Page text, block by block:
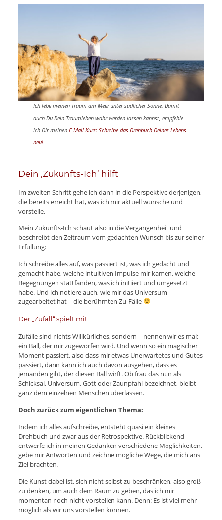
Ich lebe meinen Traum am Meer unter südlicher Sonne. Damit
auch Du Dein Traumleben wahr werden lassen kannst, empfehle
ich Dir meinen E-Mail-Kurs: Schreibe das Drehbuch Deines Lebens
neu!
Dein ‚Zukunfts-Ich‘ hilft
Im zweiten Schritt gehe ich dann in die Perspektive derjenigen,
die bereits erreicht hat, was ich mir aktuell wünsche und
vorstelle.
Mein Zukunfts-Ich schaut also in die Vergangenheit und
beschreibt den Zeitraum vom gedachten Wunsch bis zur seiner
Erfüllung:
Ich schreibe alles auf, was passiert ist, was ich gedacht und
gemacht habe, welche intuitiven Impulse mir kamen, welche
Begegnungen stattfanden, was ich initiiert und umgesetzt
habe. Und ich notiere auch, wie mir das Universum
zugearbeitet hat – die berühmten Zu-Fälle
Der „Zufall“ spielt mit
Zufälle sind nichts Willkürliches, sondern – nennen wir es mal:
ein Ball, der mir zugeworfen wird. Und wenn so ein magischer
Moment passiert, also dass mir etwas Unerwartetes und Gutes
passiert, dann kann ich auch davon ausgehen, dass es
jemanden gibt, der diesen Ball wirft. Ob frau das nun als
Schicksal, Universum, Gott oder Zaunpfahl bezeichnet, bleibt
ganz dem einzelnen Menschen überlassen.
Doch zurück zum eigentlichen Thema:
Indem ich alles aufschreibe, entsteht quasi ein kleines
Drehbuch und zwar aus der Retrospektive. Rückblickend
entwerfe ich in meinen Gedanken verschiedene Möglichkeiten,
gebe mir Antworten und zeichne mögliche Wege, die mich ans
Ziel brachten.
Die Kunst dabei ist, sich nicht selbst zu beschränken, also groß
zu denken, um auch dem Raum zu geben, das ich mir
momentan noch nicht vorstellen kann. Denn: Es ist viel mehr
möglich als wir uns vorstellen können.